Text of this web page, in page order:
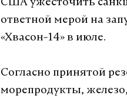
США ужесточить
ответной мерой на
«Хвасон-14» в июле.
Согласно принятой
морепродукты,